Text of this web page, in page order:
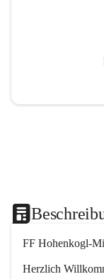
FF Hohenkogl-
Herzlich